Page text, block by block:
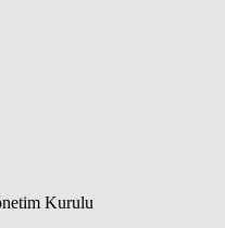
Kurulu